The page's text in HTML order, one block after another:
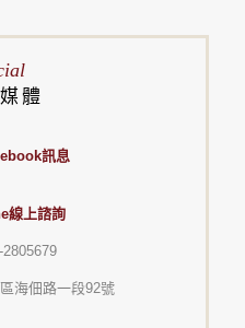
體
訊息
線上諮詢
海佃路一段92號